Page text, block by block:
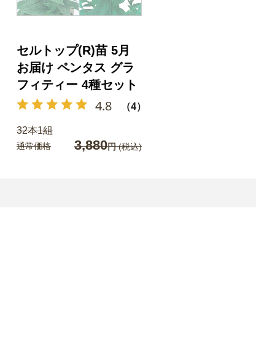
セルトップ(R)苗 5月
お届け ペンタス グラ
フィティー 4種セット
4.8 （4）
32本1組
通常価格 3,880円(税込)